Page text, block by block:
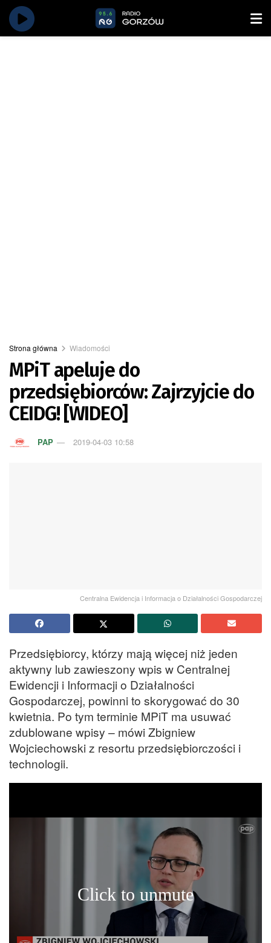
Strona główna Wiadomości
MPiT apeluje do
przedsiębiorców: Zajrzyjcie do
CEIDG! [WIDEO]
PAP 2019-04-03 10:58
Centralna Ewidencja i Informacja o Działalności Gospodarczej
Przedsiębiorcy, którzy mają więcej niż jeden
aktywny lub zawieszony wpis w Centralnej
Ewidencji i Informacji o Działalności
Gospodarczej, powinni to skorygować do 30
kwietnia. Po tym terminie MPiT ma usuwać
zdublowane wpisy – mówi Zbigniew
Wojciechowski z resortu przedsiębiorczości i
technologii.